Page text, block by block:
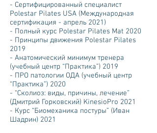
- Сертифицированный специалист
Polestar Pilates USA (Международная
сертификация - апрель 2021)
- Полный курс Polestar Pilates Mat 2020
- Принципы движения Polestar Pilates
2019
- Анатомический минимум тренера
(учебный центр “Практика”) 2019
- ПРО патологии ОДА (учебный центр
“Практика”) 2020
- “Сколиоз: виды, причины, лечение”
(Дмитрий Горковский) KinesioPro 2021
- Курс “Биомеханика постуры” (Иван
Шадрин) 2021